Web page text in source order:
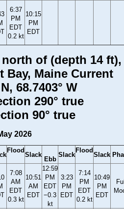
6:37
PM
EDT
0.2 kt
10:15
PM
EDT
of (depth 14 ft),
Bay, Maine Current
68.7403° W
290° true
90° true
2026
Flood
Slack
Ebb
Slack
Flood
Slack
7:08
AM
EDT
0.3 kt
10:51
AM
EDT
12:59
PM
EDT
−0.3
kt
3:23
PM
EDT
7:14
PM
EDT
0.2 kt
10:49
PM
EDT